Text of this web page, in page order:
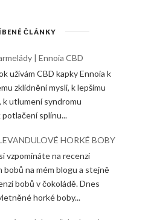
ČLÁNKY
| Ennoia CBD
užívám CBD kapky Ennoia k
zklidnění mysli, k lepšímu
k utlumení syndromu
splínu...
HORKÉ BOBY
vzpomínáte na recenzi
bobů na mém blogu a stejně
bobů v čokoládě. Dnes
horké boby...